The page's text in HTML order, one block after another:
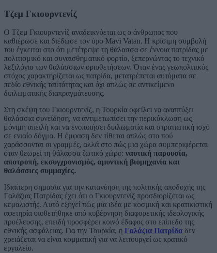
Τζεμ Γκιουρντενίζ
Ο Τζεμ Γκιουρντενίζ αναδεικνύεται ως ο άνθρωπος που
καθιέρωσε και διέδωσε τον όρο Mavi Vatan. Η κρίσιμη συμβολή
του έγκειται στο ότι μετέτρεψε τη θάλασσα σε έννοια πατρίδας με
πολιτισμικό και συναισθηματικό φορτίο, ξεπερνώντας το τεχνικό
λεξιλόγιο των θαλάσσιων οριοθετήσεων. Όταν ένας γεωπολιτικός
στόχος χαρακτηρίζεται ως πατρίδα, μετατρέπεται αυτόματα σε
πεδίο εθνικής ταυτότητας και όχι απλώς σε αντικείμενο
διπλωματικής διαπραγμάτευσης.
Στη σκέψη του Γκιουρντενίζ, η Τουρκία οφείλει να αναπτύξει
θαλάσσια συνείδηση, να αντιμετωπίσει την περικύκλωση ως
μόνιμη απειλή και να ενοποιήσει διπλωματία και στρατιωτική ισχύ
σε ενιαίο δόγμα. Η έμφαση δεν τίθεται απλώς στο πού
χαράσσονται οι γραμμές, αλλά στο πώς μια χώρα συμπεριφέρεται
όταν θεωρεί τη θάλασσα ζωτικό χώρο: ναυτική παρουσία,
αποτροπή, εκσυγχρονισμός, αμυντική βιομηχανία και
θαλάσσιες συμμαχίες.
Ιδιαίτερη σημασία για την κατανόηση της πολιτικής αποδοχής της
Γαλάζιας Πατρίδας έχει ότι ο Γκιουρντενίζ προσδιορίζεται ως
κεμαλιστής. Αυτό εξηγεί πώς μια ιδέα με κοσμική και κρατικιστική
αφετηρία υιοθετήθηκε από κυβέρνηση διαφορετικής ιδεολογικής
προέλευσης, επειδή προσφέρει κοινό έδαφος στο επίπεδο της
εθνικής ασφάλειας. Για την Τουρκία, η Γαλάζια Πατρίδα δεν
χρειάζεται να είναι κομματική για να λειτουργεί ως κρατικό
εργαλείο.